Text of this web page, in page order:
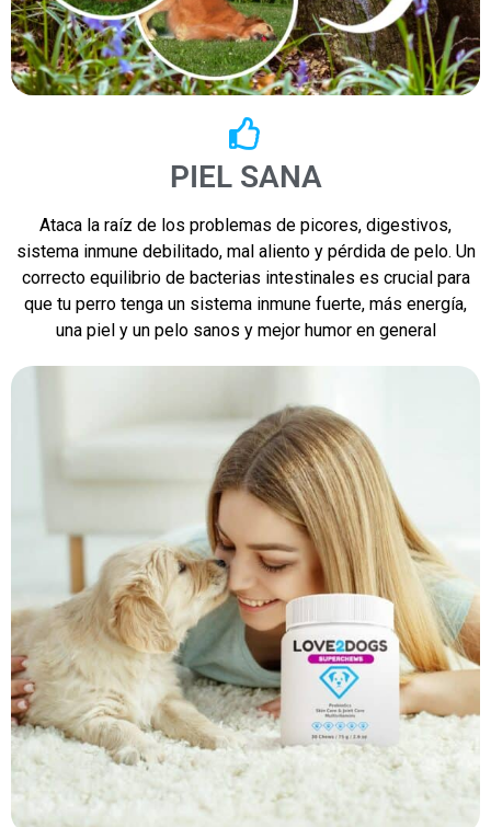
PIEL SANA
Ataca la raíz de los problemas de picores, digestivos,
sistema inmune debilitado, mal aliento y pérdida de pelo. Un
correcto equilibrio de bacterias intestinales es crucial para
que tu perro tenga un sistema inmune fuerte, más energía,
una piel y un pelo sanos y mejor humor en general